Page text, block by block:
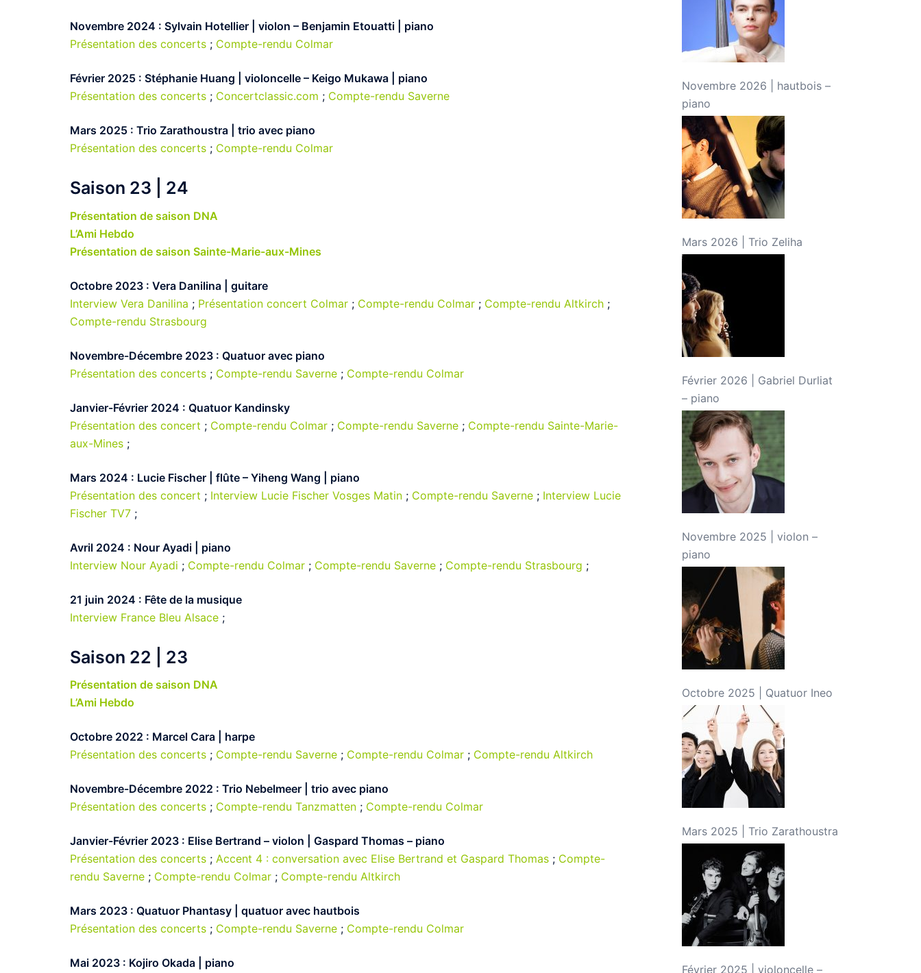
Novembre 2024 : Sylvain Hotellier | violon – Benjamin Etouatti | piano
Présentation des concerts ; Compte-rendu Colmar
Février 2025 : Stéphanie Huang | violoncelle – Keigo Mukawa | piano
Présentation des concerts ; Concertclassic.com ; Compte-rendu Saverne
Mars 2025 : Trio Zarathoustra | trio avec piano
Présentation des concerts ; Compte-rendu Colmar
Saison 23 | 24
Présentation de saison DNA
L’Ami Hebdo
Présentation de saison Sainte-Marie-aux-Mines
Octobre 2023 : Vera Danilina | guitare
Interview Vera Danilina ; Présentation concert Colmar ; Compte-rendu Colmar ; Compte-rendu Altkirch ;
Compte-rendu Strasbourg
Novembre-Décembre 2023 : Quatuor avec piano
Présentation des concerts ; Compte-rendu Saverne ; Compte-rendu Colmar
Janvier-Février 2024 : Quatuor Kandinsky
Présentation des concert ; Compte-rendu Colmar ; Compte-rendu Saverne ; Compte-rendu Sainte-Marie-
aux-Mines ;
Mars 2024 : Lucie Fischer | flûte – Yiheng Wang | piano
Présentation des concert ; Interview Lucie Fischer Vosges Matin ; Compte-rendu Saverne ; Interview Lucie
Fischer TV7 ;
Avril 2024 : Nour Ayadi | piano
Interview Nour Ayadi ; Compte-rendu Colmar ; Compte-rendu Saverne ; Compte-rendu Strasbourg ;
21 juin 2024 : Fête de la musique
Interview France Bleu Alsace ;
Saison 22 | 23
Présentation de saison DNA
L’Ami Hebdo
Octobre 2022 : Marcel Cara | harpe
Présentation des concerts ; Compte-rendu Saverne ; Compte-rendu Colmar ; Compte-rendu Altkirch
Novembre-Décembre 2022 : Trio Nebelmeer | trio avec piano
Présentation des concerts ; Compte-rendu Tanzmatten ; Compte-rendu Colmar
Janvier-Février 2023 : Elise Bertrand – violon | Gaspard Thomas – piano
Présentation des concerts ; Accent 4 : conversation avec Elise Bertrand et Gaspard Thomas ; Compte-
rendu Saverne ; Compte-rendu Colmar ; Compte-rendu Altkirch
Mars 2023 : Quatuor Phantasy | quatuor avec hautbois
Présentation des concerts ; Compte-rendu Saverne ; Compte-rendu Colmar
Mai 2023 : Kojiro Okada | piano
Novembre 2026 | hautbois –
piano
Mars 2026 | Trio Zeliha
Février 2026 | Gabriel Durliat
– piano
Novembre 2025 | violon –
piano
Octobre 2025 | Quatuor Ineo
Mars 2025 | Trio Zarathoustra
Février 2025 | violoncelle –